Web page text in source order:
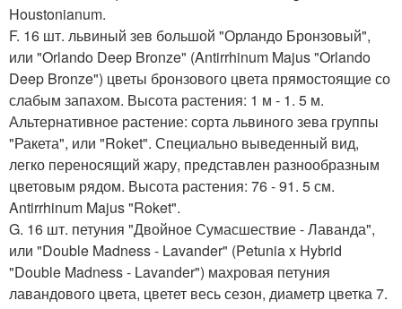
Houstonianum.
F. 16 шт. львиный зев большой "Орландо Бронзовый",
или "Orlando Deep Bronze" (Antirrhinum Majus "Orlando
Deep Bronze") цветы бронзового цвета прямостоящие со
слабым запахом. Высота растения: 1 м - 1. 5 м.
Альтернативное растение: сорта львиного зева группы
"Ракета", или "Roket". Специально выведенный вид,
легко переносящий жару, представлен разнообразным
цветовым рядом. Высота растения: 76 - 91. 5 см.
Antirrhinum Majus "Roket".
G. 16 шт. петуния "Двойное Сумасшествие - Лаванда",
или "Double Madness - Lavander" (Petunia x Hybrid
"Double Madness - Lavander") махровая петуния
лавандового цвета, цветет весь сезон, диаметр цветка 7.